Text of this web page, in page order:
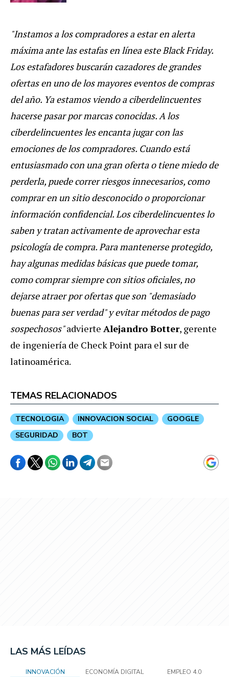
"Instamos a los compradores a estar en alerta
máxima ante las estafas en línea este Black Friday.
Los estafadores buscarán cazadores de grandes
ofertas en uno de los mayores eventos de compras
del año. Ya estamos viendo a ciberdelincuentes
hacerse pasar por marcas conocidas. A los
ciberdelincuentes les encanta jugar con las
emociones de los compradores. Cuando está
entusiasmado con una gran oferta o tiene miedo de
perderla, puede correr riesgos innecesarios, como
comprar en un sitio desconocido o proporcionar
información confidencial. Los ciberdelincuentes lo
saben y tratan activamente de aprovechar esta
psicología de compra. Para mantenerse protegido,
hay algunas medidas básicas que puede tomar,
como comprar siempre con sitios oficiales, no
dejarse atraer por ofertas que son "demasiado
buenas para ser verdad" y evitar métodos de pago
sospechosos"advierte Alejandro Botter, gerente
de ingeniería de Check Point para el sur de
latinoamérica.
TEMAS RELACIONADOS
TECNOLOGIA INNOVACION SOCIAL
GOOGLE
SEGURIDAD
BOT
LAS MÁS LEÍDAS
INNOVACIÓN ECONOMÍA DIGITAL EMPLEO 4.0